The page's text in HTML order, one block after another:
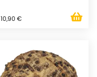
10,90 €